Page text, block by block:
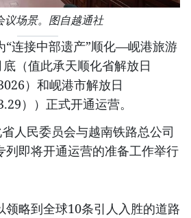
议场景。图自越通社
连接中部遗产”顺化—岘港旅游
（值此承天顺化省解放日
）和岘港市解放日
））正式开通运营。
人民委员会与越南铁路总公司
即将开通运营的准备工作举行
领略到全球10条引人入胜的道路